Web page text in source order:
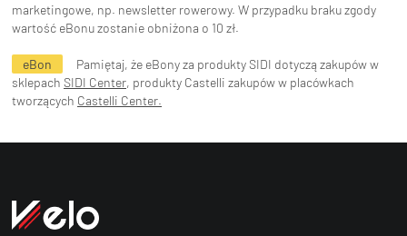
marketingowe, np. newsletter rowerowy. W przypadku braku zgody
wartość eBonu zostanie obniżona o 10 zł.
eBon
Pamiętaj, że eBony za produkty SIDI dotyczą zakupów w
sklepach SIDI Center, produkty Castelli zakupów w placówkach
tworzących Castelli Center.